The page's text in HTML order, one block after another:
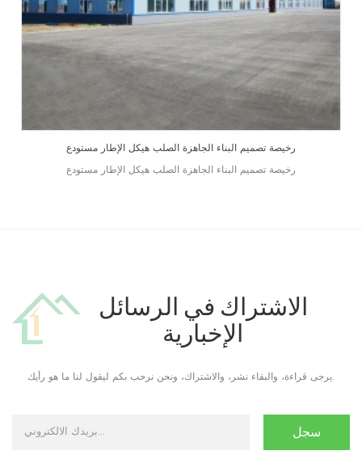
رخيصة تصميم البناء الجاهزة الصلب هيكل الإطار مستودع
رخيصة تصميم البناء الجاهزة الصلب هيكل الإطار مستودع
الاشتراك في الرسائل
الإخبارية
يرجى قراءة، والبقاء نشر، والاشتراك، ونحن نرحب بكم ليقول لنا ما هو رأيك.